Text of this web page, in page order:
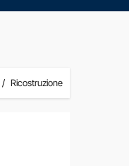
Ricostruzione